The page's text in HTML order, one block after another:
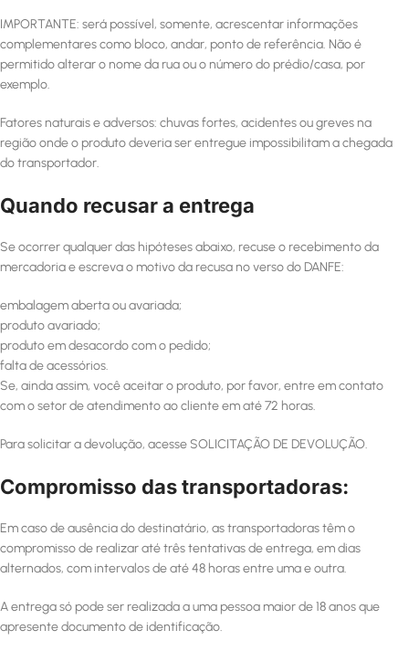
IMPORTANTE: será possível, somente, acrescentar informações
complementares como bloco, andar, ponto de referência. Não é
permitido alterar o nome da rua ou o número do prédio/casa, por
exemplo.
Fatores naturais e adversos: chuvas fortes, acidentes ou greves na
região onde o produto deveria ser entregue impossibilitam a chegada
do transportador.
Quando recusar a entrega
Se ocorrer qualquer das hipóteses abaixo, recuse o recebimento da
mercadoria e escreva o motivo da recusa no verso do DANFE:
embalagem aberta ou avariada;
produto avariado;
produto em desacordo com o pedido;
falta de acessórios.
Se, ainda assim, você aceitar o produto, por favor, entre em contato
com o setor de atendimento ao cliente em até 72 horas.
Para solicitar a devolução, acesse SOLICITAÇÃO DE DEVOLUÇÃO.
Compromisso das transportadoras:
Em caso de ausência do destinatário, as transportadoras têm o
compromisso de realizar até três tentativas de entrega, em dias
alternados, com intervalos de até 48 horas entre uma e outra.
A entrega só pode ser realizada a uma pessoa maior de 18 anos que
apresente documento de identificação.